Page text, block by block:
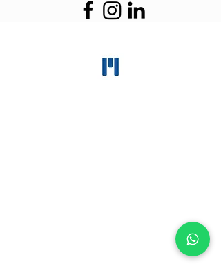
jurídicas na restituição de créditos
tributários para empresas dos regimes